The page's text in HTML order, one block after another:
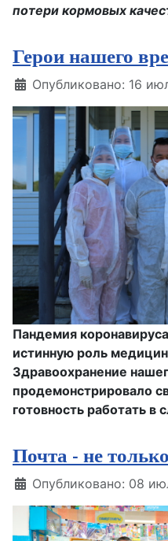
потери кормовых
Герои нашего
Информация о
Опубликовано: 16
Пандемия
истинную роль
Здравоохранение
продемонстрировало
готовность работать в
Почта - не
Информация о
Опубликовано: 08